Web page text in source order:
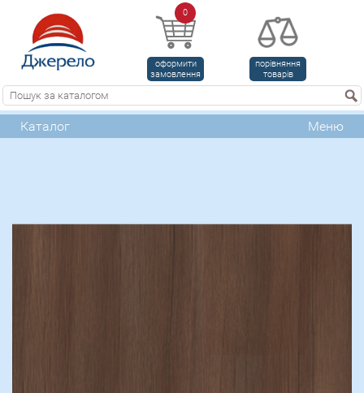
0
оформити
замовлення
порівняння
товарів
Каталог Меню